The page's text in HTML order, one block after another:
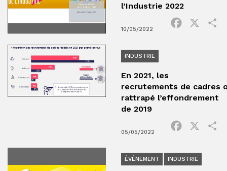
l’Industrie 2022
10/05/2022
Facebook
INDUSTRIE
En 2021, les
recrutements de cadres
rattrapé l’effondrement
de 2019
05/05/2022
Facebook
ÉVÉNEMENT INDUSTRIE